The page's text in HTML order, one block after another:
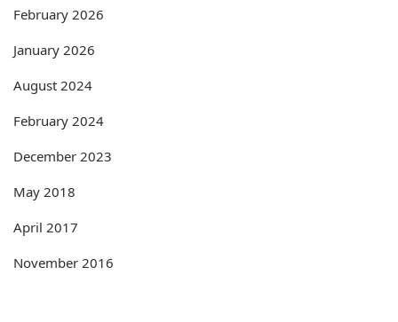
February 2026
January 2026
August 2024
February 2024
December 2023
May 2018
April 2017
November 2016